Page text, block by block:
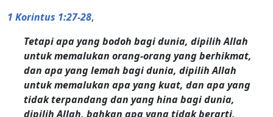
1 Korintus 1:27-28,
Tetapi apa yang bodoh bagi dunia, dipilih Allah
untuk memalukan orang-orang yang berhikmat,
dan apa yang lemah bagi dunia, dipilih Allah
untuk memalukan apa yang kuat, dan apa yang
tidak terpandang dan yang hina bagi dunia,
dipilih Allah, bahkan apa yang tidak berarti,